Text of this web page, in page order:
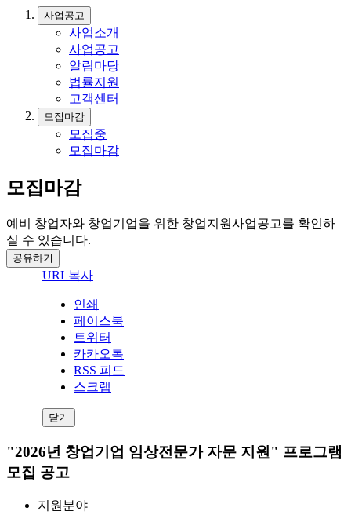
사업공고
사업소개
사업공고
알림마당
법률지원
고객센터
모집마감
모집중
모집마감
모집마감
예비 창업자와 창업기업을 위한 창업지원사업공고를 확인하
실 수 있습니다.
공유하기
URL복사
인쇄
페이스북
트위터
카카오톡
RSS 피드
스크랩
닫기
"2026년 창업기업 임상전문가 자문 지원" 프로그램
모집 공고
지원분야